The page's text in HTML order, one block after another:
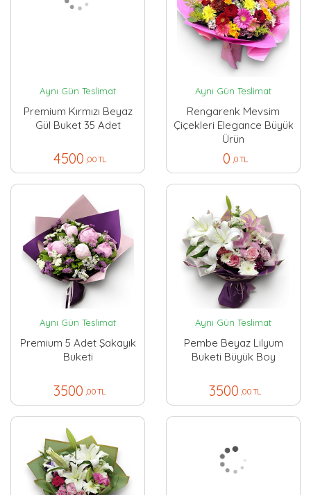
Aynı Gün Teslimat
Premium Kırmızı Beyaz
Gül Buket 35 Adet
4500 ,00 TL
Aynı Gün Teslimat
Rengarenk Mevsim
Çiçekleri Elegance Büyük
Ürün
0 ,0 TL
Aynı Gün Teslimat
Premium 5 Adet Şakayık
Buketi
3500 ,00 TL
Aynı Gün Teslimat
Pembe Beyaz Lilyum
Buketi Büyük Boy
3500 ,00 TL